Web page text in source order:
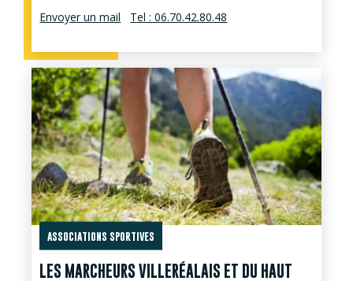
Envoyer un mail Tel : 06.70.42.80.48
ASSOCIATIONS SPORTIVES
LES MARCHEURS VILLERÉALAIS ET DU HAUT